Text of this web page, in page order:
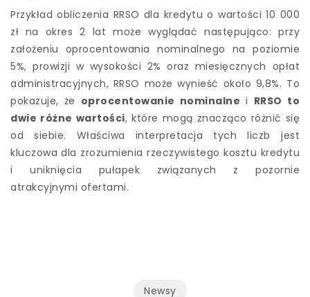
Przykład obliczenia RRSO dla kredytu o wartości 10 000
zł na okres 2 lat może wyglądać następująco: przy
założeniu oprocentowania nominalnego na poziomie
5%, prowizji w wysokości 2% oraz miesięcznych opłat
administracyjnych, RRSO może wynieść około 9,8%. To
pokazuje, że oprocentowanie nominalne i RRSO to
dwie różne wartości, które mogą znacząco różnić się
od siebie. Właściwa interpretacja tych liczb jest
kluczowa dla zrozumienia rzeczywistego kosztu kredytu
i uniknięcia pułapek związanych z pozornie
atrakcyjnymi ofertami.
Newsy